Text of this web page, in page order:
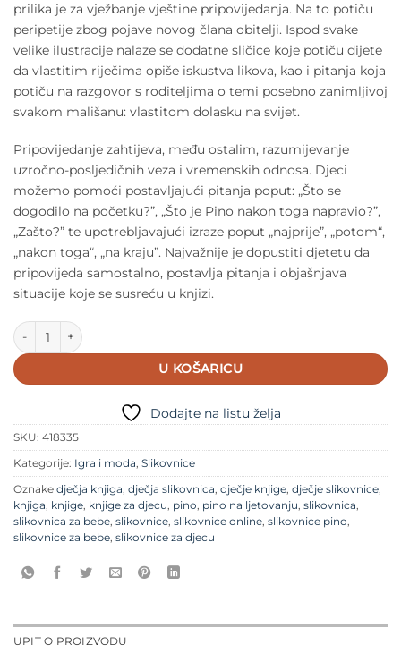
prilika je za vježbanje vještine pripovijedanja. Na to potiču
peripetije zbog pojave novog člana obitelji. Ispod svake
velike ilustracije nalaze se dodatne sličice koje potiču dijete
da vlastitim riječima opiše iskustva likova, kao i pitanja koja
potiču na razgovor s roditeljima o temi posebno zanimljivoj
svakom mališanu: vlastitom dolasku na svijet.
Pripovijedanje zahtijeva, među ostalim, razumijevanje
uzročno-posljedičnih veza i vremenskih odnosa. Djeci
možemo pomoći postavljajući pitanja poput: „Što se
dogodilo na početku?”, „Što je Pino nakon toga napravio?”,
„Zašto?” te upotrebljavajući izraze poput „najprije”, „potom“,
„nakon toga“, „na kraju”. Najvažnije je dopustiti djetetu da
pripovijeda samostalno, postavlja pitanja i objašnjava
situacije koje se susreću u knjizi.
Pino Uči pripovijedati količina
U KOŠARICU
Dodajte na listu želja
SKU: 418335
Kategorije: Igra i moda Slikovnice
Oznake dječja knjiga dječja slikovnica dječje knjige dječje slikovnice
knjiga knjige knjige za djecu pino pino na ljetovanju slikovnica
slikovnica za bebe slikovnice slikovnice online slikovnice pino
slikovnice za bebe slikovnice za djecu
UPIT O PROIZVODU